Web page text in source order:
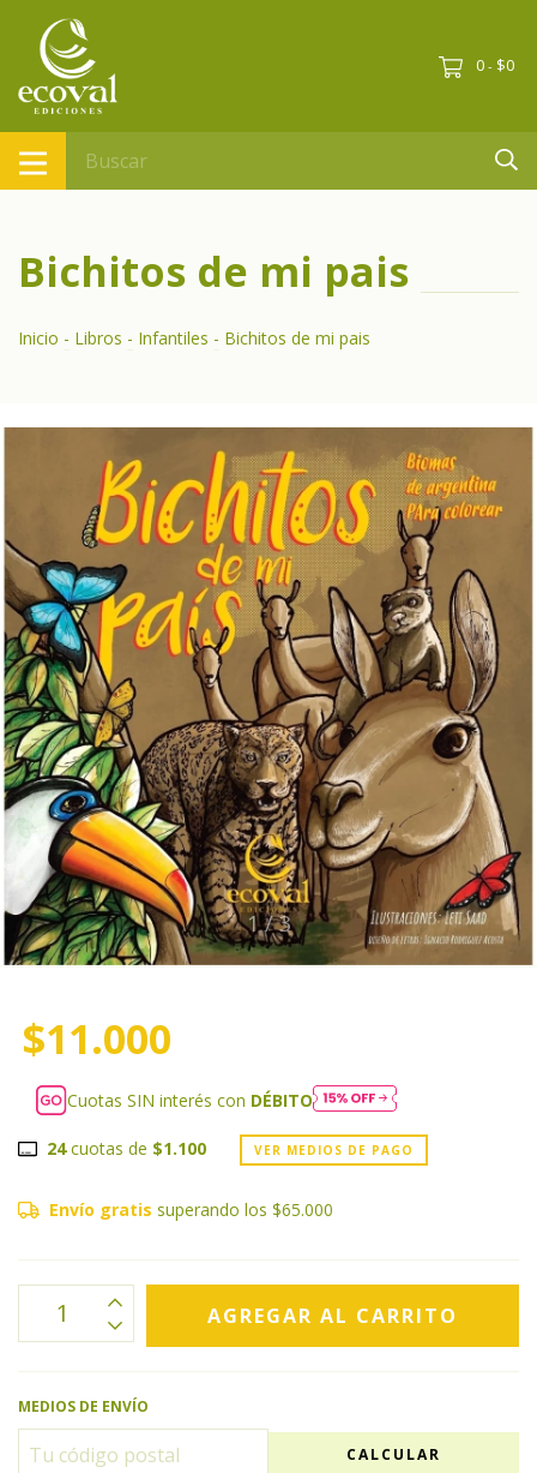
0 - $0
Bichitos de mi pais
Inicio - Libros - Infantiles - Bichitos de mi pais
1/3
$11.000
Cuotas SIN interés con DÉBITO
24cuotas de $1.100 VER MEDIOS DE PAGO
Envío gratis superando los $65.000
MEDIOS DE ENVÍO
CALCULAR